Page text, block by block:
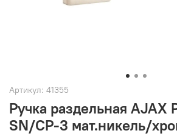
Артикул: 41355
Ручка раздельная AJAX
SN/CP-3 мат.никель/